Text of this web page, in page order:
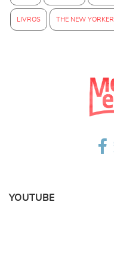
LIVROS THE NEW YORKER
YOUTUBE